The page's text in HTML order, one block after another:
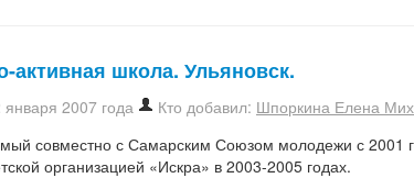
активная школа. Ульяновск.
2007 года Кто добавил: Шпоркина Елена
совместно с Самарским Союзом молодежи с 2001
организацией «Искра» в 2003-2005 годах.